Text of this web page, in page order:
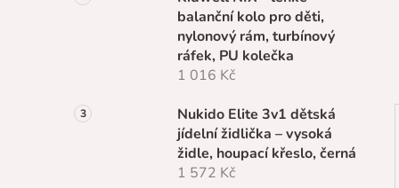
e
balanční kolo pro děti,
nylonový rám, turbínový
ráfek, PU kolečka
1 016 Kč
Nukido Elite 3v1 dětská
jídelní židlička – vysoká
židle, houpací křeslo, černá
1 572 Kč